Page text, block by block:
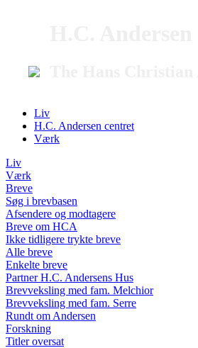
Liv
H.C. Andersen centret
Værk
Liv
Værk
Breve
Søg i brevbasen
Afsendere og modtagere
Breve om HCA
Ikke tidligere trykte breve
Alle breve
Enkelte breve
Partner H.C. Andersens Hus
Brevveksling med fam. Melchior
Brevveksling med fam. Serre
Rundt om Andersen
Forskning
Titler oversat